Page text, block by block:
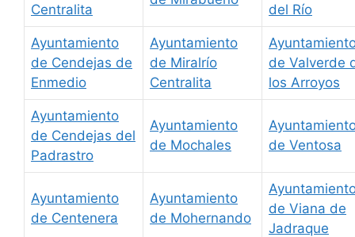
Centralita del Río
Ayuntamiento
de Cendejas de
Enmedio
Ayuntamiento
de Miralrío
Centralita
de Valverde
los Arroyos
Ayuntamiento
de Cendejas del
Padrastro
Ayuntamiento
de Mochales
de Ventosa
Ayuntamiento
de Centenera
Ayuntamiento
de Mohernando
de Viana de
Jadraque